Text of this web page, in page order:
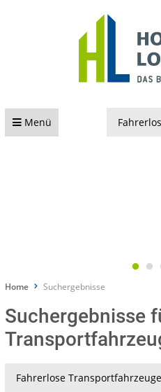
Menü
Home Suchergebnisse
Suchergebnisse
Suche